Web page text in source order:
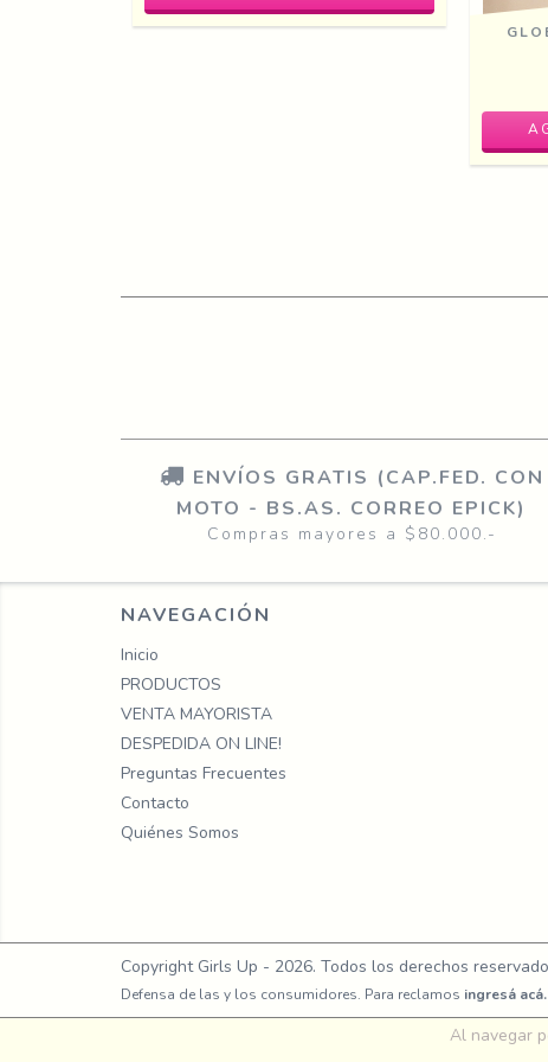
Al navegar
ENVÍOS GRATIS (CAP.FED. CON
MOTO - BS.AS. CORREO EPICK)
Compras mayores a $80.000.-
NAVEGACIÓN
Inicio
PRODUCTOS
VENTA MAYORISTA
DESPEDIDA ON LINE!
Preguntas Frecuentes
Contacto
Quiénes Somos
Copyright Girls Up - 2026. Todos los derechos
Defensa de las y los consumidores. Para reclamos ingresá acá.